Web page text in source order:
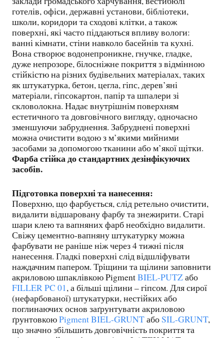
готелів, офіси, державні установи, бібліотеки,
школи, коридори та сходові клітки, а також
поверхні, які часто піддаються впливу вологи:
ванні кімнати, стіни навколо басейнів та кухні.
Вона створює водонепроникне, гнучке, гладке,
дуже непрозоре, білосніжне покриття з відмінною
стійкістю на різних будівельних матеріалах, таких
як штукатурка, бетон, цегла, гіпс, дерев’яні
матеріали, гіпсокартон, папір та шпалери зі
скловолокна. Надає внутрішнім поверхням
естетичного та довговічного вигляду, одночасно
зменшуючи забруднення. Забруднені поверхні
можна очистити водою з м’якими мийними
засобами за допомогою тканини або м’якої щітки.
Фарба стійка до стандартних дезінфікуючих
засобів.
Підготовка поверхні та нанесення:
Поверхню, що фарбується, слід ретельно очистити,
видалити відшаровану фарбу та знежирити. Старі
шари клею та вапняних фарб необхідно видалити.
Свіжу цементно-вапняну штукатурку можна
фарбувати не раніше ніж через 4 тижні після
нанесення. Гладкі поверхні слід відшліфувати
наждачним папером. Тріщини та щілини заповнити
акриловою шпаклівкою PigmentBIEL-PUTZабо
FILLER PC 01, а більші щілини – гіпсом. Для сирої
(нефарбованої) штукатурки, нестійких або
поглинаючих основ заґрунтувати акриловою
ґрунтовкоюPigmentBIEL-GRUNTабоSIL-GRUNT,
що значно збільшить довговічність покриття та